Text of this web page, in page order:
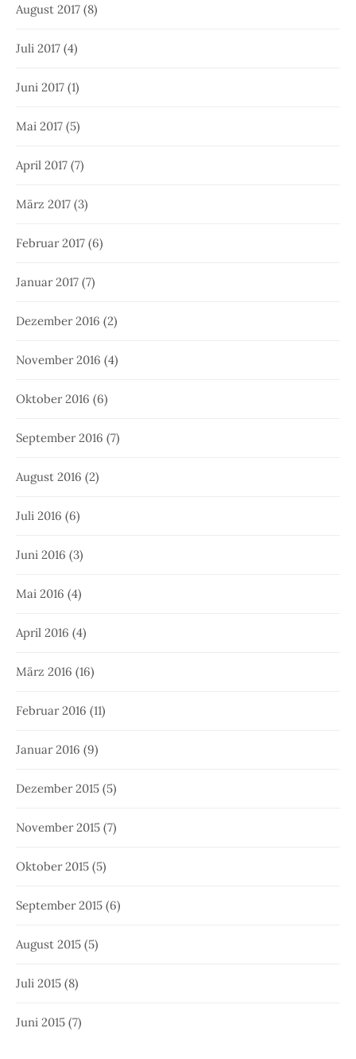
August 2017 (8)
Juli 2017 (4)
Juni 2017 (1)
Mai 2017 (5)
April 2017 (7)
März 2017 (3)
Februar 2017 (6)
Januar 2017 (7)
Dezember 2016 (2)
November 2016 (4)
Oktober 2016 (6)
September 2016 (7)
August 2016 (2)
Juli 2016 (6)
Juni 2016 (3)
Mai 2016 (4)
April 2016 (4)
März 2016 (16)
Februar 2016 (11)
Januar 2016 (9)
Dezember 2015 (5)
November 2015 (7)
Oktober 2015 (5)
September 2015 (6)
August 2015 (5)
Juli 2015 (8)
Juni 2015 (7)